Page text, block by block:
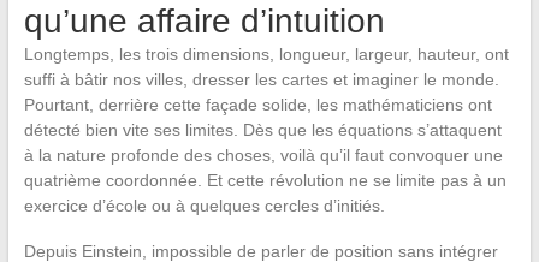
qu’une affaire d’intuition
Longtemps, les trois dimensions, longueur, largeur, hauteur, ont
suffi à bâtir nos villes, dresser les cartes et imaginer le monde.
Pourtant, derrière cette façade solide, les mathématiciens ont
détecté bien vite ses limites. Dès que les équations s’attaquent
à la nature profonde des choses, voilà qu’il faut convoquer une
quatrième coordonnée. Et cette révolution ne se limite pas à un
exercice d’école ou à quelques cercles d’initiés.
Depuis Einstein, impossible de parler de position sans intégrer